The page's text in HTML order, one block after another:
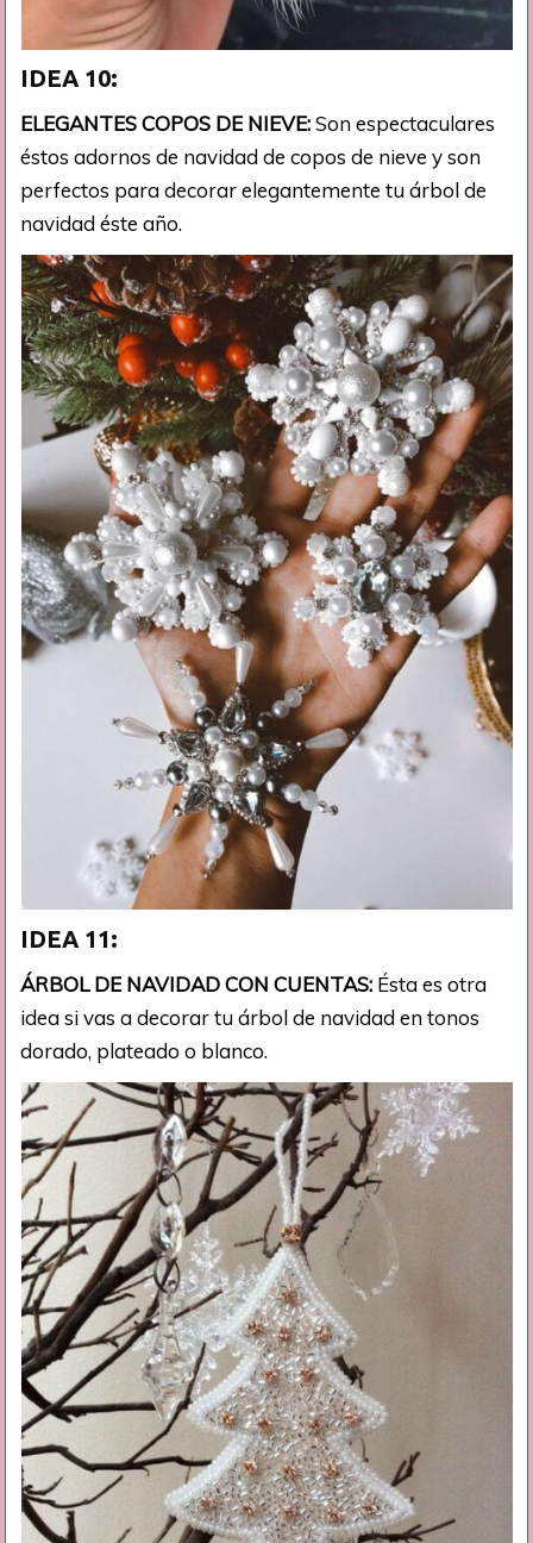
IDEA 10:
ELEGANTES COPOS DE NIEVE:Son espectaculares
éstos adornos de navidad de copos de nieve y son
perfectos para decorar elegantemente tu árbol de
navidad éste año.
IDEA 11:
ÁRBOL DE NAVIDAD CON CUENTAS: Ésta es otra
idea si vas a decorar tu árbol de navidad en tonos
dorado, plateado o blanco.